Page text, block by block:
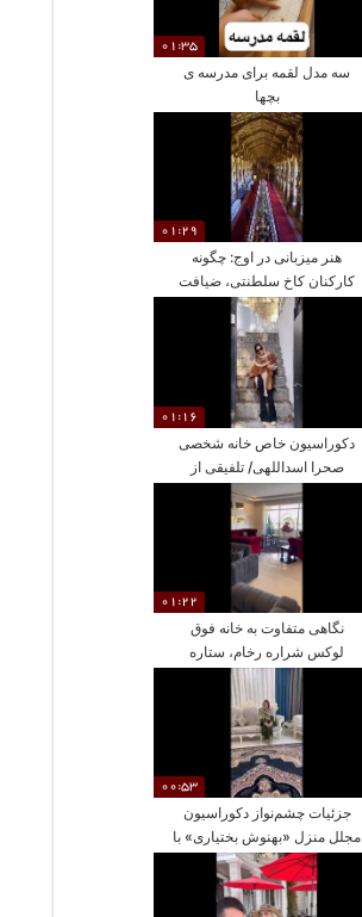
01:35
سه مدل لقمه برای مدرسه ی
بچها
01:29
هنر میزبانی در اوج: چگونه
کارکنان کاخ سلطنتی، ضیافت
شام ترامپ را به یک اثر هنری
باشکوه تبدیل کردند؟
01:16
دکوراسیون خاص خانه شخصی
صحرا اسداللهی/ تلفیقی از
مدرنیته و اصالت با مبلمان شیک
و فضایی پر از آرامش
01:22
نگاهی متفاوت به خانه فوق
لوکس شراره رخام، ستاره
سریال ناریا
00:53
جزئیات چشم‌نواز دکوراسیون
مجلل منزل «بهنوش بختیاری» با
لوسترهای برنجی و مبلمان
رویایی